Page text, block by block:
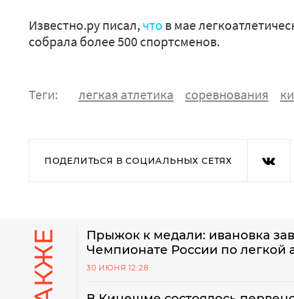
Известно.ру писал,что в мае
собрала более 500 спортсменов.
Теги: легкая атлетика соревнования
ПОДЕЛИТЬСЯ В СОЦИАЛЬНЫХ СЕТЯХ
Прыжок к медали: ивановка
Чемпионате России по легкой
30 ИЮНЯ 12:28